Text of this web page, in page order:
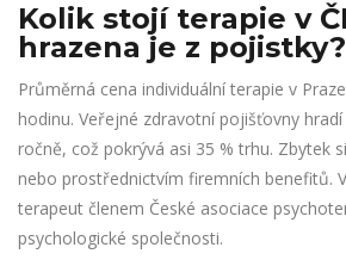
Kolik stojí terapie v
hrazena je z pojistky?
Průměrná cena individuální terapie v
hodinu. Veřejné zdravotní pojišťovny
ročně, což pokrývá asi 35 % trhu. Zbytek
nebo prostřednictvím firemních benefitů.
terapeut členem České asociace
psychologické společnosti.